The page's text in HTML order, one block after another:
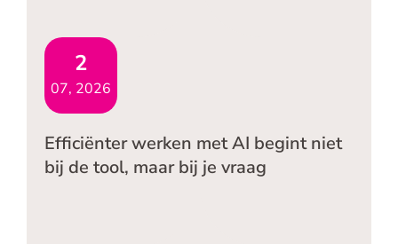
2
07, 2026
Efficiënter werken met AI begint niet
bij de tool, maar bij je vraag